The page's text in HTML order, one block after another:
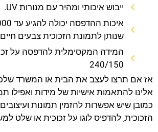
ייבוש איכותי ומהיר עם מנורות UV.
שנותן לתמונת הזכוכית צבעים
המידה המקסימלית להדפסה על
240/150
אז אם תרצו לעצב את הבית או המשרד
אלינו להתאמות אישיות של מידות ואפילו
כמובן שיש אפשרות להזמין תמונות
הזכוכית, להדפיס לוגו על זכוכית או שלט